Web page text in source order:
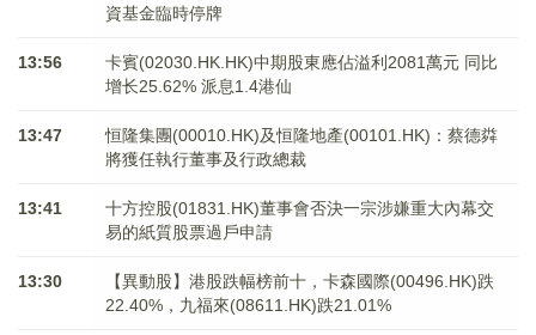
資基金臨時停牌
13:56
卡賓(02030.HK.HK)中期股東應佔溢利2081萬元 同比
增长25.62% 派息1.4港仙
13:47
恒隆集團(00010.HK)及恒隆地產(00101.HK)：蔡德粦
將獲任執行董事及行政總裁
13:41
十方控股(01831.HK)董事會否決一宗涉嫌重大內幕交
易的紙質股票過戶申請
13:30
【異動股】港股跌幅榜前十，卡森國際(00496.HK)跌
22.40%，九福來(08611.HK)跌21.01%